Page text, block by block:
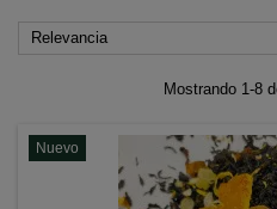
Relevancia
Mostrando 1-8
Nuevo